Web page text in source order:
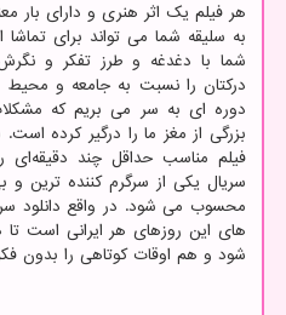
هر فیلم یک اثر هنری و دارای بار
به سلیقه شما می تواند برای
شما با دغدغه و طرز تفکر و
درکتان را نسبت به جامعه و
دوره ای به سر می بریم که
بزرگی از مغز ما را درگیر کرده است.
فیلم مناسب حداقل چند دقیقه‌ای
سریال یکی از سرگرم کننده ترین
محسوب می شود. در واقع دانلود
های این روزهای هر ایرانی است
شود و هم اوقات کوتاهی را بدون